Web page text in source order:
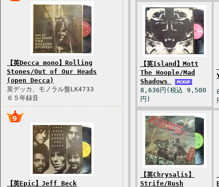
【英Decca mono】Rolling
Stones/Out of Our Heads
(open Decca)
英デッカ、モノラル盤LK4733
６５年録音
【英Epic】Jeff Beck
【英Island】Mott
The Hoople/Mad
Shadows
8,636円(税込 9,500
円)
【英Chrysalis】
Strife/Rush